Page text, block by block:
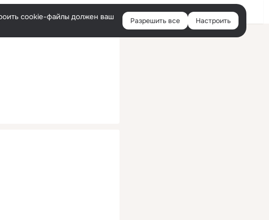
Русский Войти
cookie-файлы должен ваш
Разрешить все Настроить